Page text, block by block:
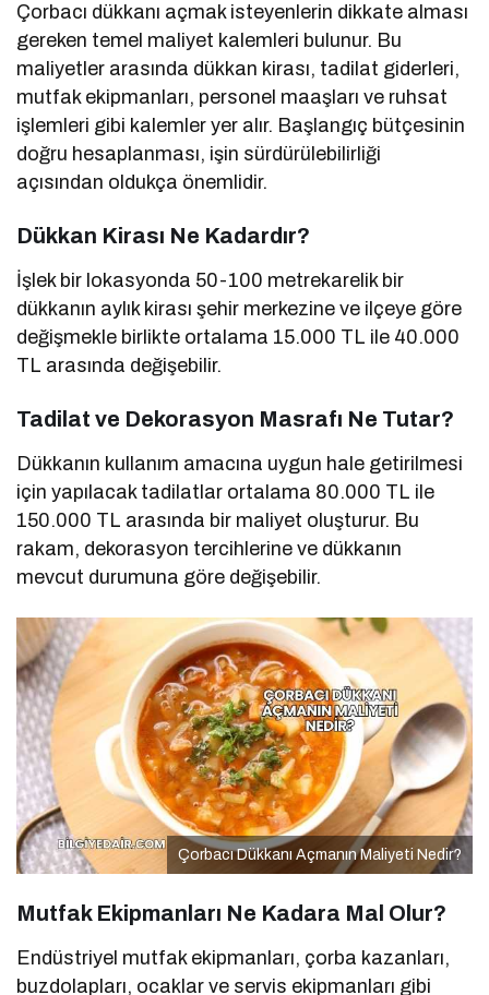
Çorbacı dükkanı açmak isteyenlerin dikkate alması
gereken temel maliyet kalemleri bulunur. Bu
maliyetler arasında dükkan kirası, tadilat giderleri,
mutfak ekipmanları, personel maaşları ve ruhsat
işlemleri gibi kalemler yer alır. Başlangıç bütçesinin
doğru hesaplanması, işin sürdürülebilirliği
açısından oldukça önemlidir.
Dükkan Kirası Ne Kadardır?
İşlek bir lokasyonda 50-100 metrekarelik bir
dükkanın aylık kirası şehir merkezine ve ilçeye göre
değişmekle birlikte ortalama 15.000 TL ile 40.000
TL arasında değişebilir.
Tadilat ve Dekorasyon Masrafı Ne Tutar?
Dükkanın kullanım amacına uygun hale getirilmesi
için yapılacak tadilatlar ortalama 80.000 TL ile
150.000 TL arasında bir maliyet oluşturur. Bu
rakam, dekorasyon tercihlerine ve dükkanın
mevcut durumuna göre değişebilir.
Çorbacı Dükkanı Açmanın Maliyeti Nedir?
Mutfak Ekipmanları Ne Kadara Mal Olur?
Endüstriyel mutfak ekipmanları, çorba kazanları,
buzdolapları, ocaklar ve servis ekipmanları gibi